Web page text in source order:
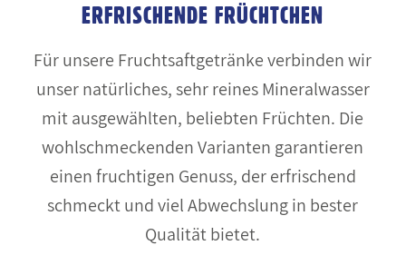
ERFRISCHENDE FRÜCHTCHEN
Für unsere Fruchtsaftgetränke verbinden wir
unser natürliches, sehr reines Mineralwasser
mit ausgewählten, beliebten Früchten. Die
wohlschmeckenden Varianten garantieren
einen fruchtigen Genuss, der erfrischend
schmeckt und viel Abwechslung in bester
Qualität bietet.